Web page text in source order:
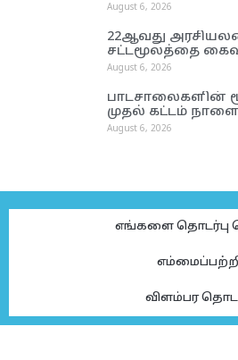
August 6, 2026
22ஆவது
சட்டமூலத்தை
August 6, 2026
பாடசாலைகளின்
முதல் கட்டம்
August 6, 2026
எங்களை தொடர்பு
விளம்பர